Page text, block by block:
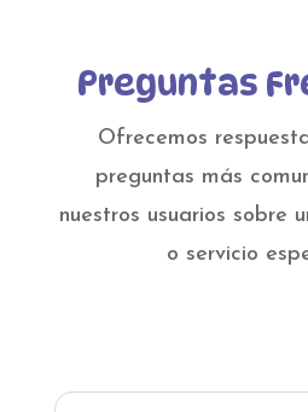
Preguntas
Ofrecemos
preguntas más
nuestros usuarios sobre
o servicio